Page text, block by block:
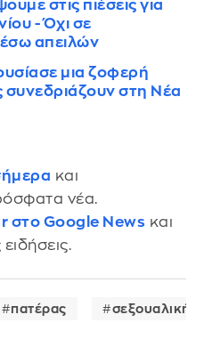
στις πιέσεις για
- Όχι σε
απειλών
μια ζοφερή
συνεδριάζουν στη Νέα
και
νέα.
στο Google News και
πατέρας σεξουαλική